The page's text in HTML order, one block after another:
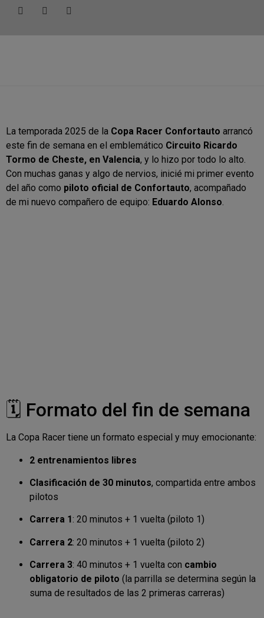
La temporada 2025 de la Copa Racer Confortauto arrancó
este fin de semana en el emblemático Circuito Ricardo
Tormo de Cheste, en Valencia, y lo hizo por todo lo alto.
Con muchas ganas y algo de nervios, inicié mi primer evento
del año como piloto oficial de Confortauto, acompañado
de mi nuevo compañero de equipo: Eduardo Alonso.
🗓️ Formato del fin de semana
La Copa Racer tiene un formato especial y muy emocionante:
2 entrenamientos libres
Clasificación de 30 minutos, compartida entre ambos
pilotos
Carrera 1: 20 minutos + 1 vuelta (piloto 1)
Carrera 2: 20 minutos + 1 vuelta (piloto 2)
Carrera 3: 40 minutos + 1 vuelta con cambio
obligatorio de piloto (la parrilla se determina según la
suma de resultados de las 2 primeras carreras)